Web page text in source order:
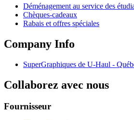
Déménagement au service des
Chèques-cadeaux
Rabais et offres spéciales
Company Info
SuperGraphiques de U-Haul -
Collaborez avec nous
Fournisseur